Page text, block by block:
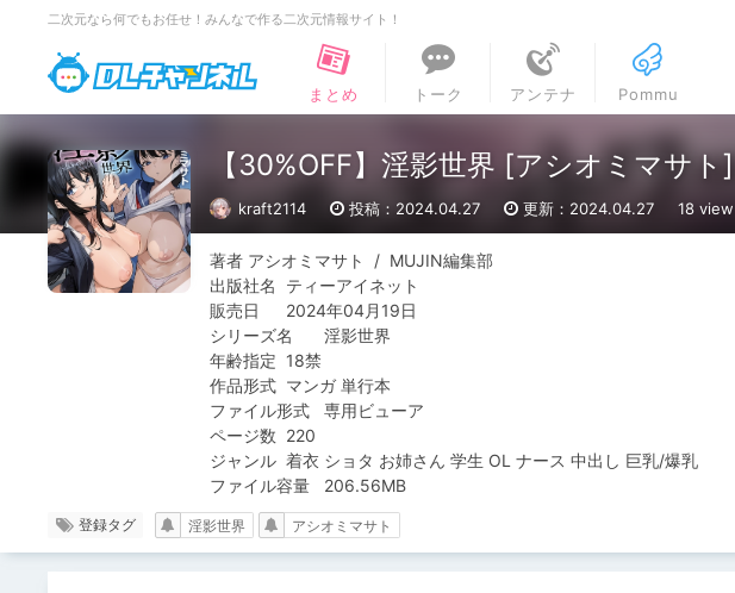
二次元なら何でもお任せ！みんなで作る二次元情報サイト！
DLチャンネル
まとめ
トーク アンテナ Pommu
【30%OFF】淫影世界 [アシオミマサト]
kraft2114 投稿：2024.04.27 更新：2024.04.27 18 view
著者	アシオミマサト  /  MUJIN編集部
出版社名 	ティーアイネット
販売日	2024年04月19日
シリーズ名	淫影世界
年齢指定	18禁
作品形式	マンガ 単行本
ファイル形式	専用ビューア
ページ数	220
ジャンル	着衣 ショタ お姉さん 学生 OL ナース 中出し 巨乳/爆乳
ファイル容量	206.56MB
登録タグ 淫影世界 アシオミマサト